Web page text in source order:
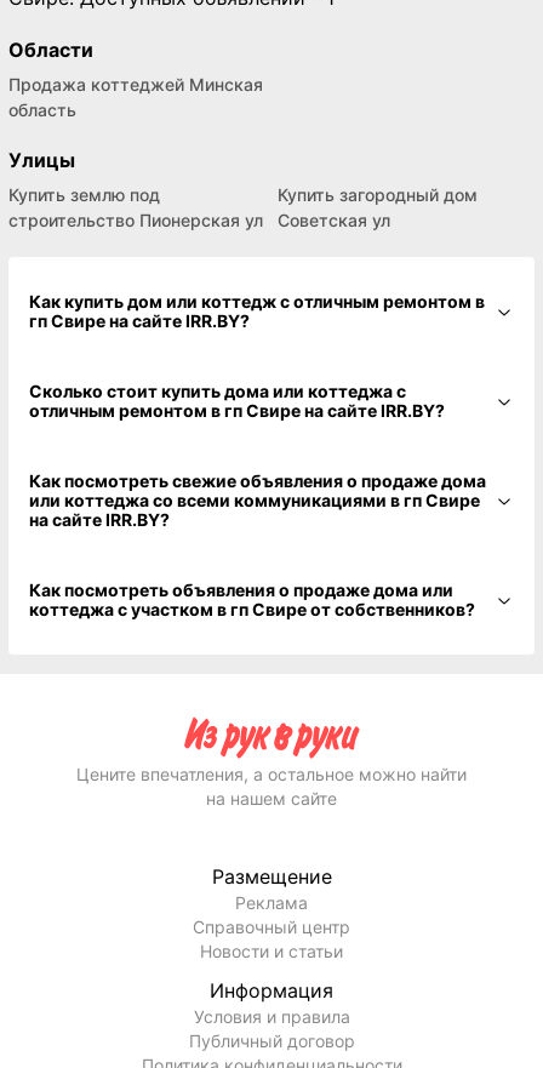
Области
Продажа коттеджей Минская
область
Улицы
Купить землю под
строительство Пионерская ул
Купить загородный дом
Советская ул
Как купить дом или коттедж с отличным ремонтом в
гп Свире на сайте IRR.BY?
Сколько стоит купить дома или коттеджа с
отличным ремонтом в гп Свире на сайте IRR.BY?
Как посмотреть свежие объявления о продаже дома
или коттеджа со всеми коммуникациями в гп Свире
на сайте IRR.BY?
Как посмотреть объявления о продаже дома или
коттеджа с участком в гп Свире от собственников?
Цените впечатления, а остальное можно найти
на нашем сайте
Размещение
Реклама
Справочный центр
Новости и статьи
Информация
Условия и правила
Публичный договор